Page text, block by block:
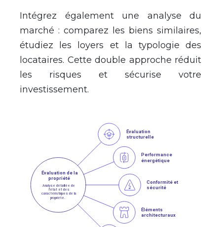
Intégrez également une analyse du
marché : comparez les biens similaires,
étudiez les loyers et la typologie des
locataires. Cette double approche réduit
les risques et sécurise votre
investissement.